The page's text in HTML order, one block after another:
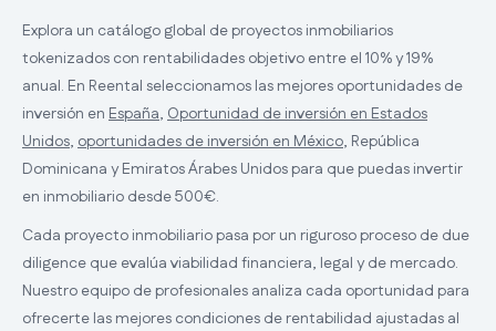
Explora un catálogo global de proyectos inmobiliarios
tokenizados con rentabilidades objetivo entre el 10% y 19%
anual. En Reental seleccionamos las mejores oportunidades de
inversión en España, Oportunidad de inversión en Estados
Unidos, oportunidades de inversión en México, República
Dominicana y Emiratos Árabes Unidos para que puedas invertir
en inmobiliario desde 500€.
Cada proyecto inmobiliario pasa por un riguroso proceso de due
diligence que evalúa viabilidad financiera, legal y de mercado.
Nuestro equipo de profesionales analiza cada oportunidad para
ofrecerte las mejores condiciones de rentabilidad ajustadas al